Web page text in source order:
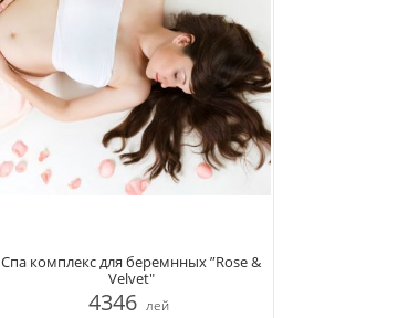
Спа комплекс для беремнных ”Rose &
Velvet"
4346 лей